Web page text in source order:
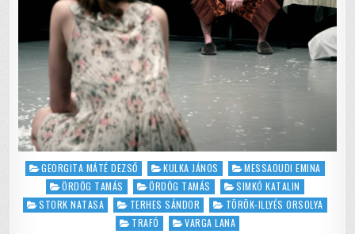
Posted
GEORGITA MÁTÉ DEZSŐ KULKA JÁNOS
MESSAOUDI EMINA
ÖRDÖG TAMÁS
ÖRDÖG TAMÁS
SIMKÓ KATALIN
STORK NATASA
TERHES SÁNDOR
TÖRÖK-ILLYÉS ORSOLYA
TRAFÓ
VARGA LANA